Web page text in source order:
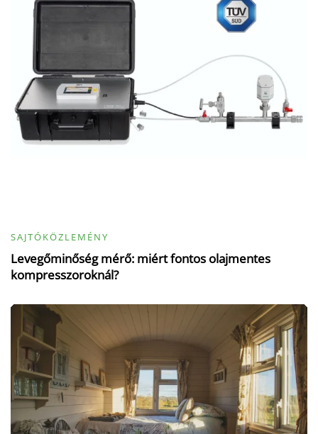
SAJTÓKÖZLEMÉNY
Levegőminőség mérő: miért fontos olajmentes
kompresszoroknál?